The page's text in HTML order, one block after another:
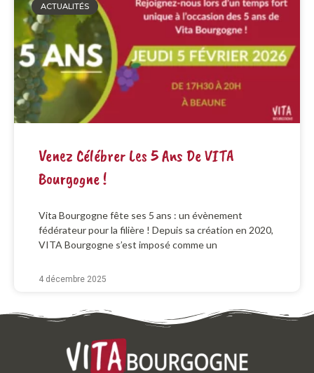
ACTUALITÉS
Venez Célébrer Les 5 Ans De VITA
Bourgogne !
Vita Bourgogne fête ses 5 ans : un évènement
fédérateur pour la filière ! Depuis sa création en 2020,
VITA Bourgogne s’est imposé comme un
4 décembre 2025